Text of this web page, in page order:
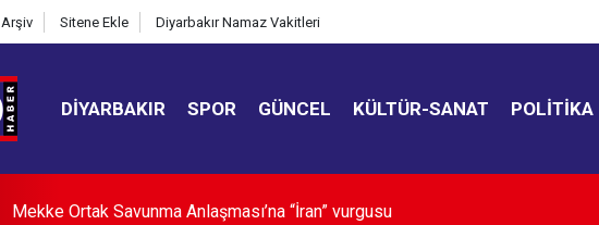
Arşiv Sitene Ekle Diyarbakır Namaz Vakitleri
DIYARBAKIR SPOR GÜNCEL KÜLTÜR-SANAT POLITIKA
X'te tık ve görüntüleme gelirleri tarihe karışıyor